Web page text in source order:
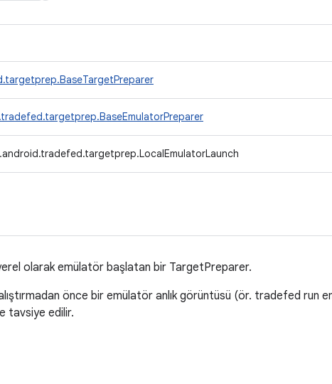
olarak emülatör başlatan bir TargetPreparer.
önce bir emülatör anlık görüntüsü (ör. tradefed run
tavsiye edilir.